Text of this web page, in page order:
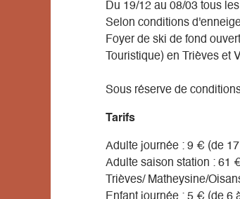
Du 19/12 au 08/03 tous
Selon conditions
Foyer de ski de fond
Touristique) en Trièves et
Sous réserve de
Tarifs
Adulte journée : 9 € (de
Adulte saison station : 61
Trièves/ Matheysine/